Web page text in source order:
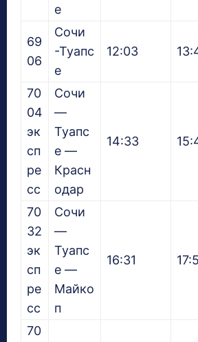
е
69
06
Сочи
-Туапс
е
12:03
70
04
эк
сп
ре
сс
Сочи
—
Туапс
е —
Красн
одар
14:33
70
32
эк
сп
ре
сс
Сочи
—
Туапс
е —
Майко
п
16:31
70